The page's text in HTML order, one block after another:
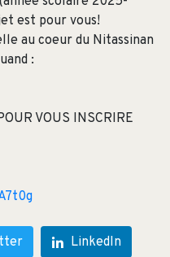
est pour vous!
au coeur du Nitassinan
:
VOUS INSCRIRE
LinkedIn